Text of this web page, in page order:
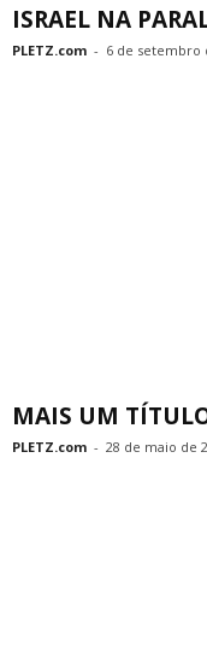
ISRAEL NA
PLETZ.com - 6 de setembro
MAIS UM
PLETZ.com - 28 de maio de